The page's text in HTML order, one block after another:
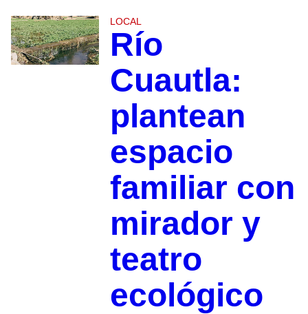
LOCAL
Río
Cuautla:
plantean
espacio
familiar con
mirador y
teatro
ecológico